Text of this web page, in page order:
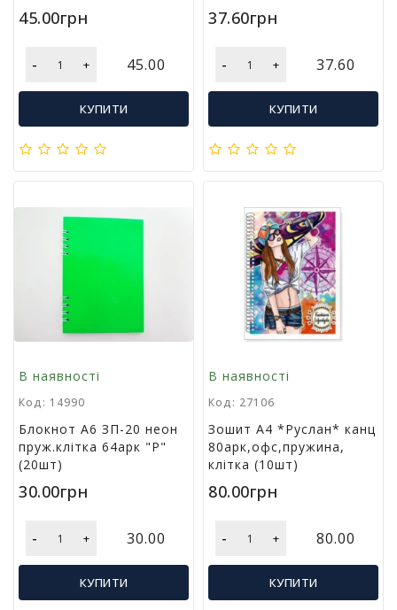
и
Х
ч
в
а
к
ц
й
н
в
45.00грн
- + 45.00
КУПИТИ
37.60грн
- + 37.60
КУПИТИ
В наявності
Код: 14990
Блокнот А6 ЗП-20 неон
пруж.клітка 64арк "Р"
(20шт)
30.00грн
- + 30.00
КУПИТИ
В наявності
Код: 27106
Зошит А4 *Руслан* канц
80арк,офс,пружина,
клітка (10шт)
80.00грн
- + 80.00
КУПИТИ